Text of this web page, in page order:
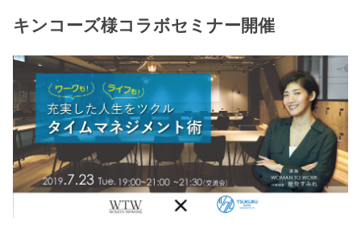
キンコーズ様コラボセミナー開催